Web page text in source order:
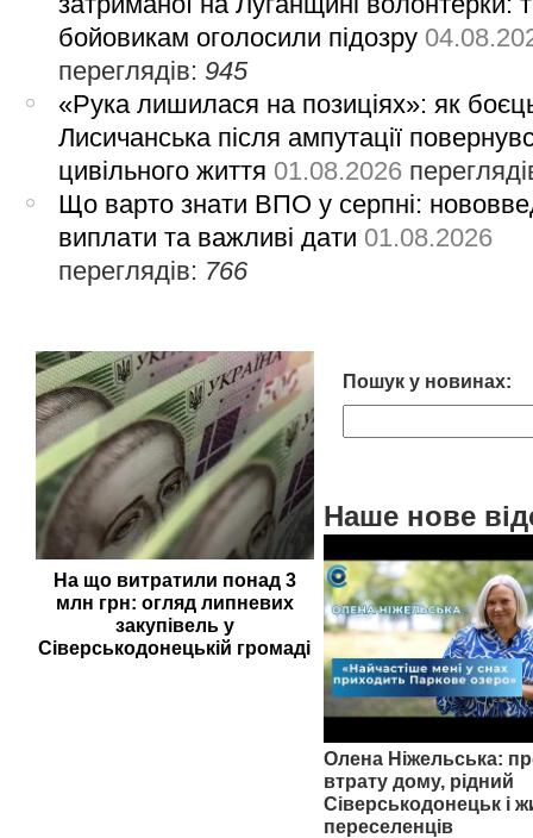
бойовикам оголосили підозру
переглядів: 945
«Рука лишилася на позиціях»: як
Лисичанська після ампутації
цивільного життя 01.08.2026
Що варто знати ВПО у серпні:
виплати та важливі дати 01.08.2026
переглядів: 766
На що витратили понад 3
млн грн: огляд липневих
закупівель у
Сіверськодонецькій громаді
Пошук у новинах:
Наше нове
Олена Ніжельська:
втрату дому, рідний
Сіверськодонецьк і
переселенців